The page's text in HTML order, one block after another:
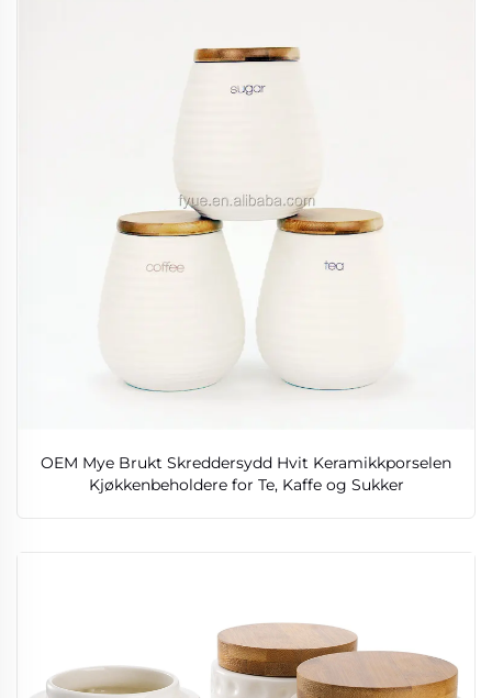
OEM Mye Brukt Skreddersydd Hvit Keramikkporselen
Kjøkkenbeholdere for Te, Kaffe og Sukker